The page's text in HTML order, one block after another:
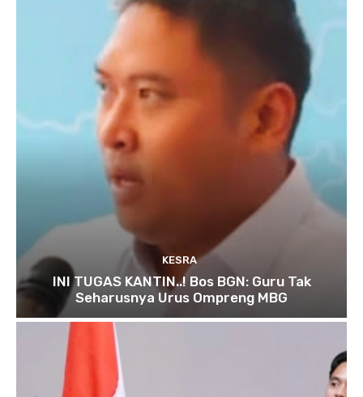
KESRA
INI TUGAS KANTIN..! Bos BGN: Guru Tak
Seharusnya Urus Ompreng MBG